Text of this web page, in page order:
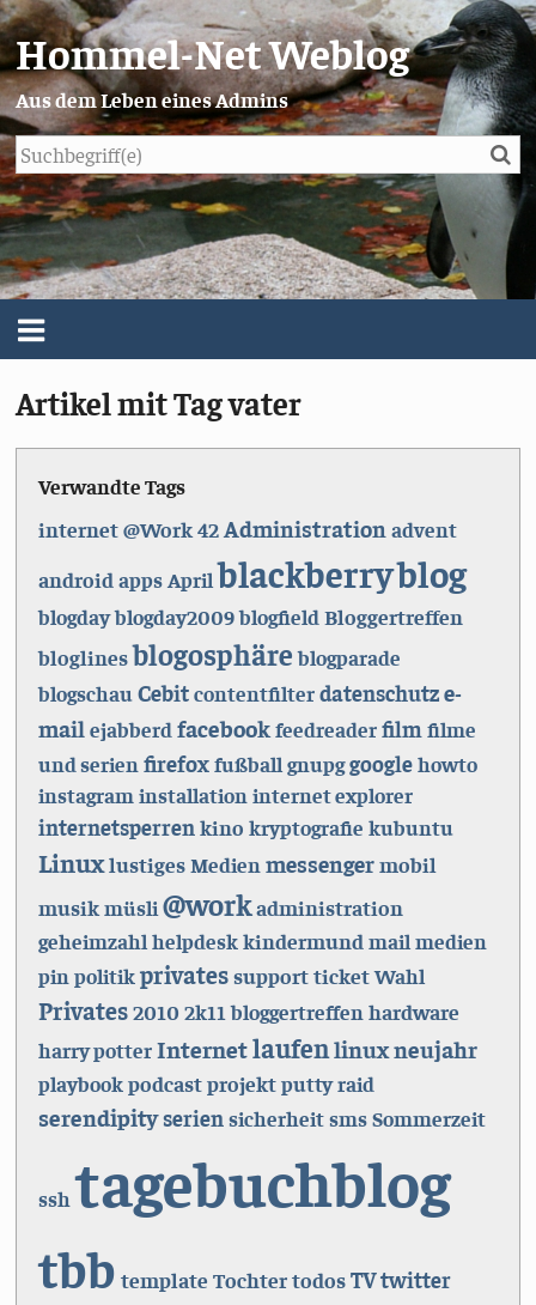
Hommel-Net Weblog
Aus dem Leben eines Admins
Menü
Über mich
Impressum/Datenschutz
Artikel mit Tag vater
Verwandte Tags
internet@Work42Administration advent
android appsApril blackberryblog
blogdayblogday2009blogfield Bloggertreffen
bloglinesblogosphäre blogparade
blogschauCebitcontentfilterdatenschutze-
mail ejabberd facebookfeedreaderfilm filme
und serien firefoxfußball gnupggooglehowto
instagram installation internet explorer
internetsperren kino kryptografie kubuntu
LinuxlustigesMedien messengermobil
musikmüsli @workadministration
geheimzahl helpdeskkindermund mail medien
pin politikprivatessupportticketWahl
Privates2010 2k11 bloggertreffen hardware
harry potterInternetlaufenlinuxneujahr
playbookpodcastprojektputtyraid
serendipityserien sicherheitsmsSommerzeit
ssh tagebuchblog
tbb template TochtertodosTVtwitter